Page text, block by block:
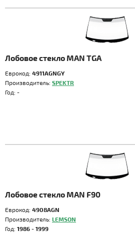
Лобовое стекло MAN TGA
Еврокод: 4911AGNGY
Производитель: SPEKTR
Год: -
Лобовое стекло MAN F90
Еврокод: 4908AGN
Производитель: LEMSON
Год: 1986 - 1999